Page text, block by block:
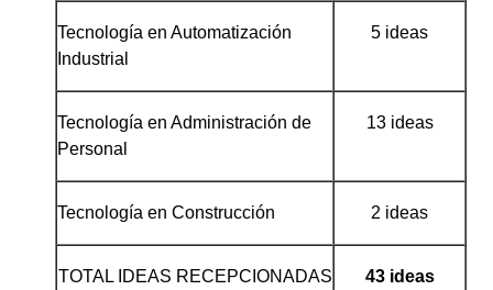
Tecnología en Automatización
Industrial
5 ideas
Tecnología en Administración de
Personal
13 ideas
Tecnología en Construcción 2 ideas
TOTAL IDEAS RECEPCIONADAS 43 ideas